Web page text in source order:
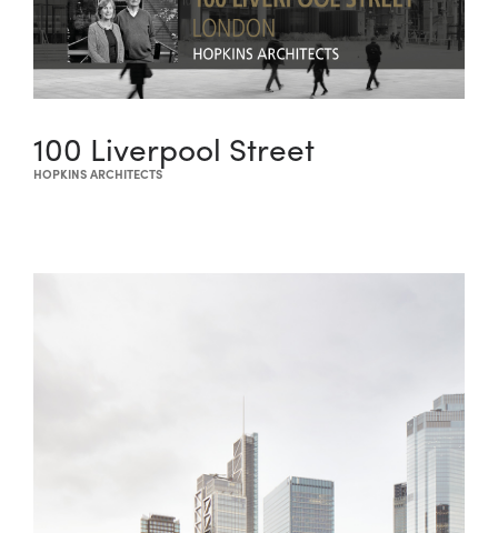
100 Liverpool Street
HOPKINS ARCHITECTS